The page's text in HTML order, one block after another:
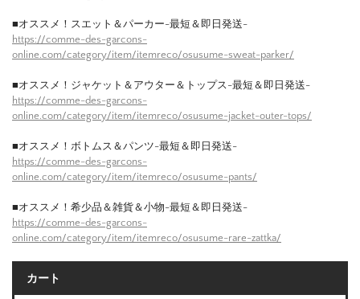
■オススメ！スエット＆パーカー-最短＆即日発送-
https://comme-des-garcons-
online.com/category/item/itemreco/osusume-sweat-parker/
■オススメ！ジャケット＆アウター＆トップス-最短＆即日発送-
https://comme-des-garcons-
online.com/category/item/itemreco/osusume-jacket-outer-tops/
■オススメ！ボトムス＆パンツ-最短＆即日発送-
https://comme-des-garcons-
online.com/category/item/itemreco/osusume-pants/
■オススメ！希少品＆雑貨＆小物-最短＆即日発送-
https://comme-des-garcons-
online.com/category/item/itemreco/osusume-rare-zattka/
カート